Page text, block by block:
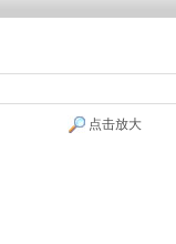
点击放大